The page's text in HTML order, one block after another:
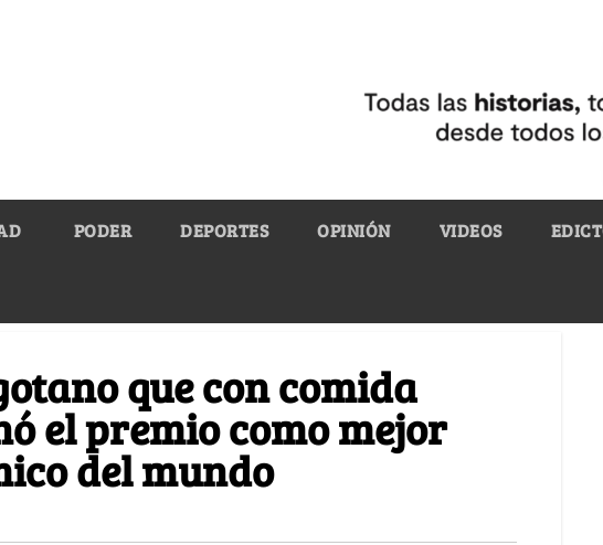
PODER DEPORTES OPINIÓN VIDEOS
que con comida
el premio como mejor
del mundo